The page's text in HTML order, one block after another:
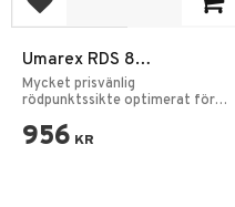
Add to favorites
Umarex RDS 8
Rödpunktssikte
Mycket prisvänlig
rödpunktssikte optimerat för
956 KR